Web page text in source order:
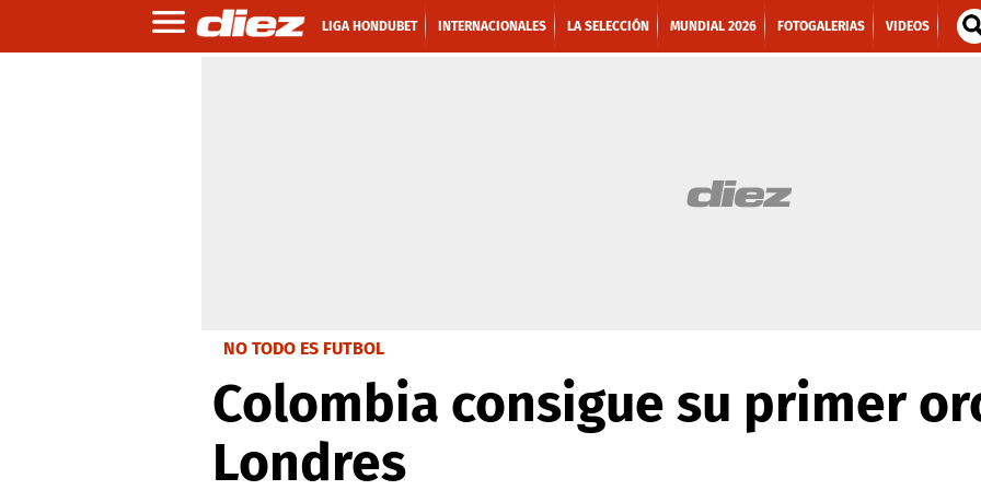
LIGA HONDUBET INTERNACIONALES LA SELECCIÓN MUNDIAL 2026 FOTOGALERIAS VIDEOS
NO TODO ES FUTBOL
Colombia consigue su primer
Londres